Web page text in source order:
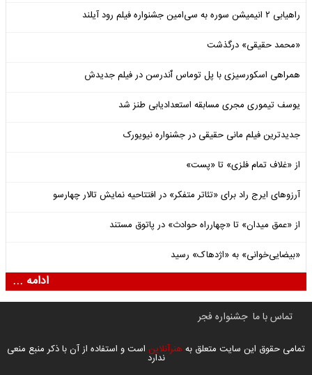
راهیابی ۲ انیمیشن سوره به سی‌امین جشنواره فیلم رود آیلند
«محمد حقیقی» درگذشت
همراهی اسکورسیزی با پل توماس ٱندرسن در فیلم جدیدش
یوسف تیموری مجری مسابقه استعدادیابی طنز شد
جدیدترین فیلم مانی حقیقی در جشنواره نیویورک
از «غلاف تمام فلزی» تا «پست»
آرزوهای ایرج راد برای «تئاتر متفکر» در افتتاحیه نمایش تالار چهارسو
از «عمق میدان» تا «چهارراه حوادث» در پاتوق مستند
«بیضایی‌خوانی» به «اژدهاک» رسید
ادامه ...
تماس با ما جشنواره فجر
تمامی حقوق این سایت متعلق به هنرآنلاین است و استفاده از آن با ذکر منبع منعی
ندارد